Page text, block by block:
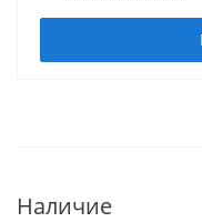
Наличие